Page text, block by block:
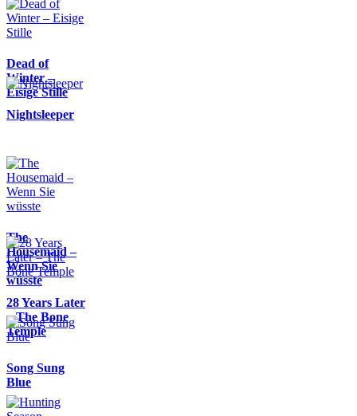
Dead of
Winter –
Eisige Stille
Nightsleeper
The
Housemaid –
Wenn Sie
wüsste
28 Years Later
– The Bone
Temple
Song Sung
Blue